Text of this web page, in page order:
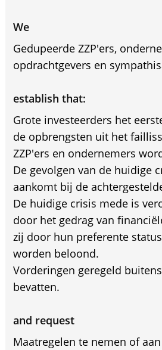
We
Gedupeerde ZZP'ers,
opdrachtgevers en
establish that:
Grote investeerders het
de opbrengsten uit het
ZZP'ers en ondernemers
De gevolgen van de huidige
aankomt bij de
De huidige crisis mede is
door het gedrag van
zij door hun preferente
worden beloond.
Vorderingen geregeld
bevatten.
and request
Maatregelen te nemen of